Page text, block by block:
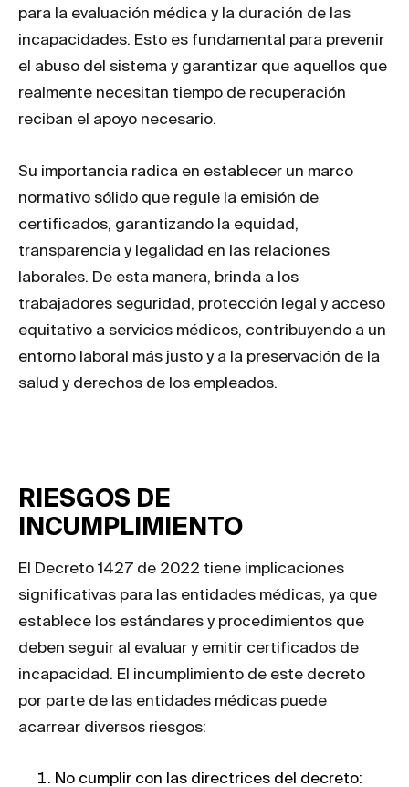
para la evaluación médica y la duración de las
incapacidades. Esto es fundamental para prevenir
el abuso del sistema y garantizar que aquellos que
realmente necesitan tiempo de recuperación
reciban el apoyo necesario.
Su importancia radica en establecer un marco
normativo sólido que regule la emisión de
certificados, garantizando la equidad,
transparencia y legalidad en las relaciones
laborales. De esta manera, brinda a los
trabajadores seguridad, protección legal y acceso
equitativo a servicios médicos, contribuyendo a un
entorno laboral más justo y a la preservación de la
salud y derechos de los empleados.
RIESGOS DE
INCUMPLIMIENTO
El Decreto 1427 de 2022 tiene implicaciones
significativas para las entidades médicas, ya que
establece los estándares y procedimientos que
deben seguir al evaluar y emitir certificados de
incapacidad. El incumplimiento de este decreto
por parte de las entidades médicas puede
acarrear diversos riesgos:
No cumplir con las directrices del decreto: